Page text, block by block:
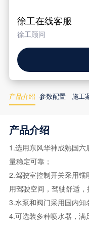
徐工在线客服
徐工顾问
产品介绍 参数配置 施工
产品介绍
1.选用东风华神成熟国
量稳定可靠；
2.驾驶室控制开关采用
用驾驶空间，驾驶舒适，
3.水泵和阀门采用国内知
4.可选装多种喷水器，满